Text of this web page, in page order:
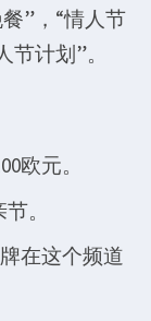
”，“情人节
计划”。
欧元。
。
在这个频道